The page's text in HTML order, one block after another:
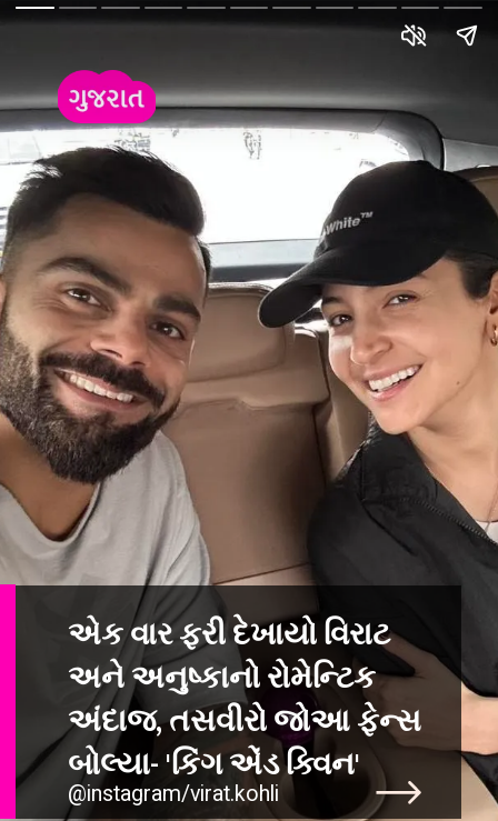
એક વાર ફરી દેખાયો વિરાટ
અને અનુષ્કાનો રોમેન્ટિક
અંદાજ, તસવીરો જોઆ ફેન્સ
બોલ્યા- 'કિંગ એંડ ક્વિન'
@instagram/virat.kohli